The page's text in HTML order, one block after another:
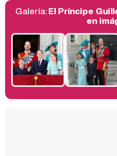
Galería:El Príncipe
en